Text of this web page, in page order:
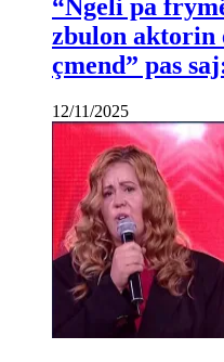
“Ngeli pa
zbulon aktorin
çmend” pas
12/11/2025